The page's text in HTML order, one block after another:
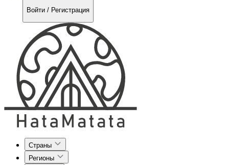
Войти / Регистрация
Страны
Регионы